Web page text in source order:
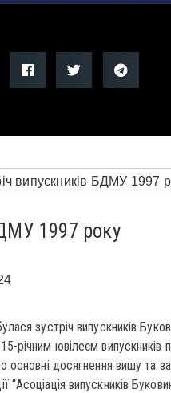
1997 року
зустріч випускників
річним ювілеєм випускників
основні досягнення вишу та
“Асоціація випускників